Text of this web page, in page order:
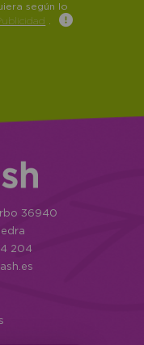
según lo
36940
204